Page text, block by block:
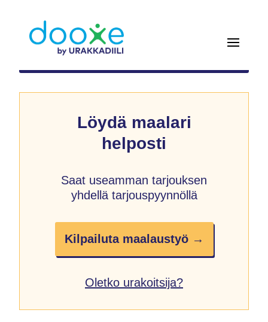
Löydä maalari
helposti
Saat useamman tarjouksen
yhdellä tarjouspyynnöllä
Kilpailuta maalaustyö →
Oletko urakoitsija?